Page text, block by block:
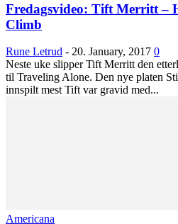
Fredagsvideo: Tift Merritt –
Climb
Rune Letrud - 20. January, 2017 0
Neste uke slipper Tift Merritt den
til Traveling Alone. Den nye platen
innspilt mest Tift var gravid med...
Americana